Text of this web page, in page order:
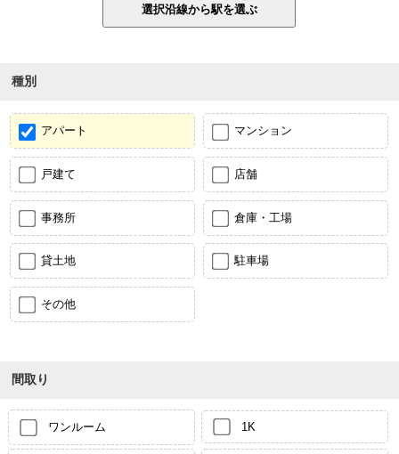
種別
アパート マンション
戸建て 店舗
事務所 倉庫・工場
貸土地 駐車場
その他
間取り
ワンルーム 1K